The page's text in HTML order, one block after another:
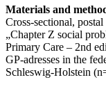
Materials and
Cross-sectional,
„Chapter Z social
Primary Care – 2nd
GP-adresses in the
Schleswig-Holstein